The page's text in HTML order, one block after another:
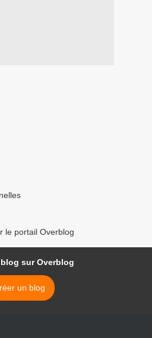
le portail Overblog
sur Overblog
un blog